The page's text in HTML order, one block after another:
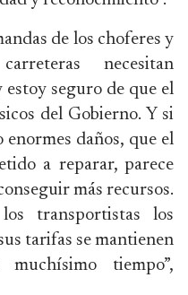
de los choferes y
necesitan
seguro de que el
del Gobierno. Y si
enormes daños, que el
a reparar, parece
más recursos.
transportistas los
tarifas se mantienen
tiempo”,